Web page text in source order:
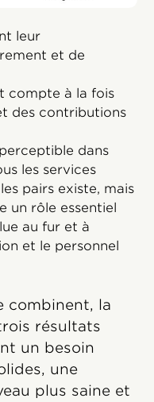
leur
et de
compte à la fois
des contributions
dans
les services
pairs existe, mais
un rôle essentiel
au fur et à
et le personnel
combinent, la
résultats
un besoin
une
plus saine et